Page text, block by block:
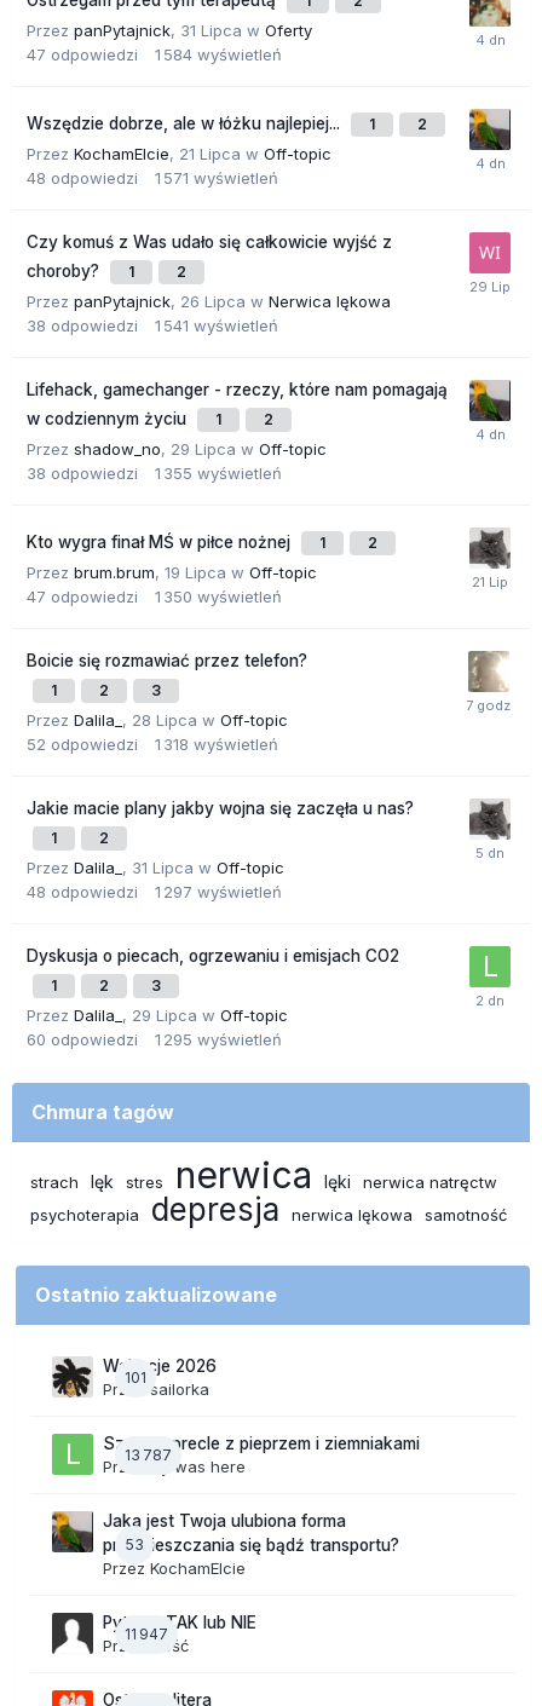
Przez panPytajnick, 31 Lipca w Oferty
47 odpowiedzi 1 584 wyświetleń
Wszędzie dobrze, ale w łóżku najlepiej... 1 2
Przez KochamElcie, 21 Lipca w Off-topic
48 odpowiedzi 1 571 wyświetleń
Czy komuś z Was udało się całkowicie wyjść z
choroby?
1 2
Przez panPytajnick, 26 Lipca w Nerwica lękowa
38 odpowiedzi 1 541 wyświetleń
Lifehack, gamechanger - rzeczy, które nam pomagają
w codziennym życiu
1 2
Przez shadow_no, 29 Lipca w Off-topic
38 odpowiedzi 1 355 wyświetleń
Kto wygra finał MŚ w piłce nożnej 1 2
Przez brum.brum, 19 Lipca w Off-topic
47 odpowiedzi 1 350 wyświetleń
Boicie się rozmawiać przez telefon?
1 2 3
Przez Dalila_ , 28 Lipca w Off-topic
52 odpowiedzi 1 318 wyświetleń
Jakie macie plany jakby wojna się zaczęła u nas?
1 2
Przez Dalila_ , 31 Lipca w Off-topic
48 odpowiedzi 1 297 wyświetleń
Dyskusja o piecach, ogrzewaniu i emisjach CO2
1 2 3
Przez Dalila_ , 29 Lipca w Off-topic
60 odpowiedzi 1 295 wyświetleń
Chmura tagów
strach lęk stres nerwica lęki
nerwica natręctw
psychoterapia
depresja nerwica lękowa samotność
Ostatnio zaktualizowane
101
Wakacje 2026
Przez sailorka
13 787
Szalone precle z pieprzem i ziemniakami
Przez lily was here
53
Jaka jest Twoja ulubiona forma
przemieszczania się bądź transportu?
Przez KochamElcie
11 947
Pytania TAK lub NIE
Przez Gość
Ostatnia litera